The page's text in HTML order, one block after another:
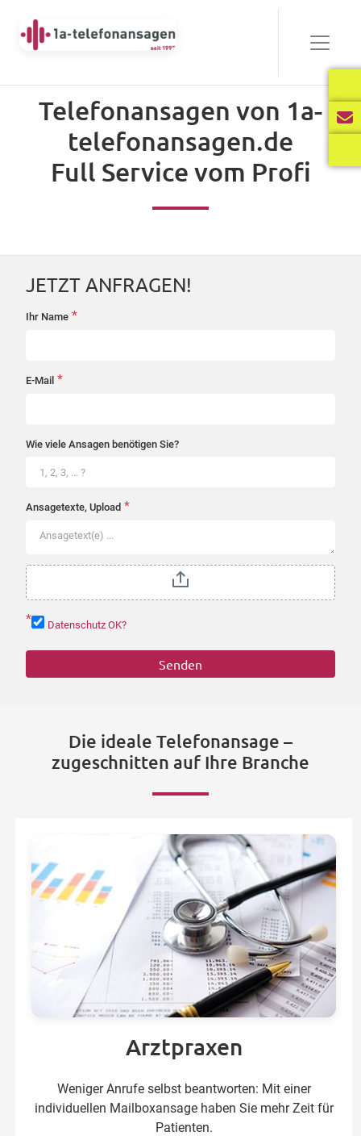
Bewährt
Player
00:00
Player
Telefonansagen von 1a-
telefonansagen.de
Full Service vom Profi
JETZT ANFRAGEN!
startseite-
Ihr Name *
E-Mail *
Wie viele Ansagen benötigen Sie?
Ansagetexte, Upload *
* Datenschutz OK?
Senden
Die ideale Telefonansage –
zugeschnitten auf Ihre Branche
Arztpraxen
Weniger Anrufe selbst beantworten: Mit einer
individuellen Mailboxansage haben Sie mehr Zeit für
Patienten.